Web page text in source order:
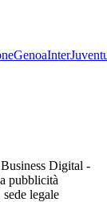
GenoaInter
Digital -
pubblicità
legale